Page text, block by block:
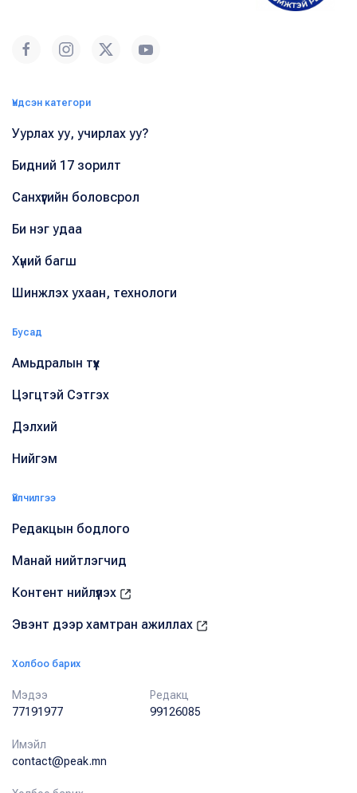
Үндсэн категори
Уурлах уу, учирлах уу?
Бидний 17 зорилт
Санхүүгийн боловсрол
Би нэг удаа
Хүний багш
Шинжлэх ухаан, технологи
Бусад
Амьдралын түүх
Цэгцтэй Сэтгэх
Дэлхий
Нийгэм
Үйлчилгээ
Редакцын бодлого
Манай нийтлэгчид
Контент нийлүүлэх
Эвэнт дээр хамтран ажиллах
Холбоо барих
Мэдээ
77191977
Редакц
99126085
Имэйл
contact@peak.mn